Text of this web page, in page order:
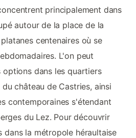
principalement dans
autour de la place de la
centenaires où se
L'on peut
dans les quartiers
château de Castries, ainsi
contemporaines s'étendant
du Lez. Pour découvrir
dans la métropole héraultaise